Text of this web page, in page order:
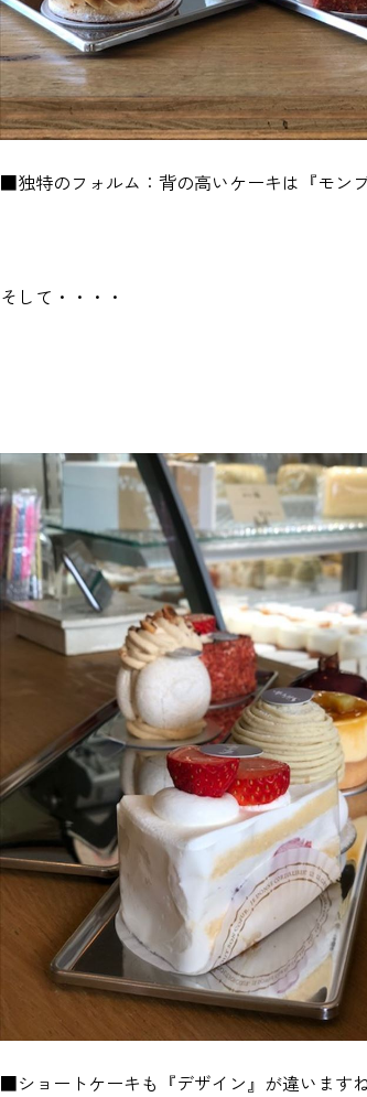
■独特のフォルム：背の高いケーキは『モンブ
そして・・・・
■ショートケーキも『デザイン』が違います